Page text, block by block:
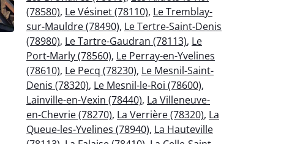
(78580), Le Vésinet (78110), Le Tremblay-
sur-Mauldre (78490), Le Tertre-Saint-Denis
(78980), Le Tartre-Gaudran (78113), Le
Port-Marly (78560), Le Perray-en-Yvelines
(78610), Le Pecq (78230), Le Mesnil-Saint-
Denis (78320), Le Mesnil-le-Roi (78600),
Lainville-en-Vexin (78440), La Villeneuve-
en-Chevrie (78270), La Verrière (78320), La
Queue-les-Yvelines (78940), La Hauteville